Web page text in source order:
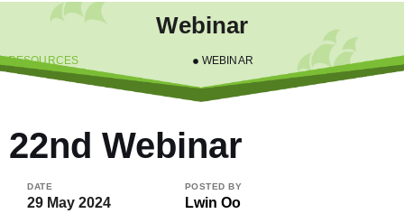
Webinar
RESOURCES WEBINAR
22nd Webinar
DATE
29 May 2024
POSTED BY
Lwin Oo